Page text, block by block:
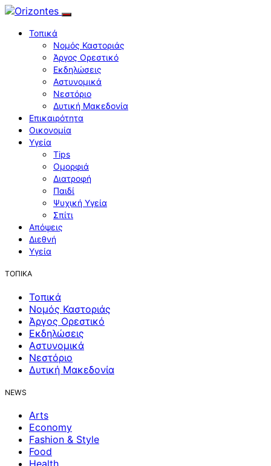
Τοπικά
Νομός Καστοριάς
Άργος Ορεστικό
Εκδηλώσεις
Αστυνομικά
Νεστόριο
Δυτική Μακεδονία
Επικαιρότητα
Οικονομία
Υγεία
Tips
Ομορφιά
Διατροφή
Παιδί
Ψυχική Υγεία
Σπίτι
Απόψεις
Διεθνή
Υγεία
ΤΟΠΙΚΑ
Τοπικά
Νομός Καστοριάς
Άργος Ορεστικό
Εκδηλώσεις
Αστυνομικά
Νεστόριο
Δυτική Μακεδονία
NEWS
Arts
Economy
Fashion & Style
Food